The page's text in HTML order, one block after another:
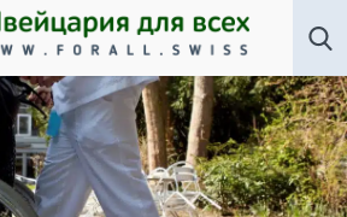
»Роже Штайнманн